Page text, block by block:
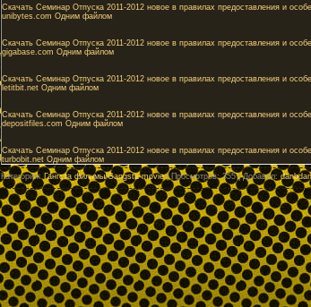
Скачать Cеминар Отпуска 2011-2012 новое в правилах предоставления и
unibytes.com Одним файлом
Скачать Cеминар Отпуска 2011-2012 новое в правилах предоставления и
gigabase.com Одним файлом
Скачать Cеминар Отпуска 2011-2012 новое в правилах предоставления и
letitbit.net Одним файлом
Скачать Cеминар Отпуска 2011-2012 новое в правилах предоставления и
depositfiles.com Одним файлом
Скачать Cеминар Отпуска 2011-2012 новое в правилах предоставления и
turbobit.net Одним файлом
Категория:Гангста фильмы/Gangsta movie|Просмотров: 355 |Добавил: danbdan